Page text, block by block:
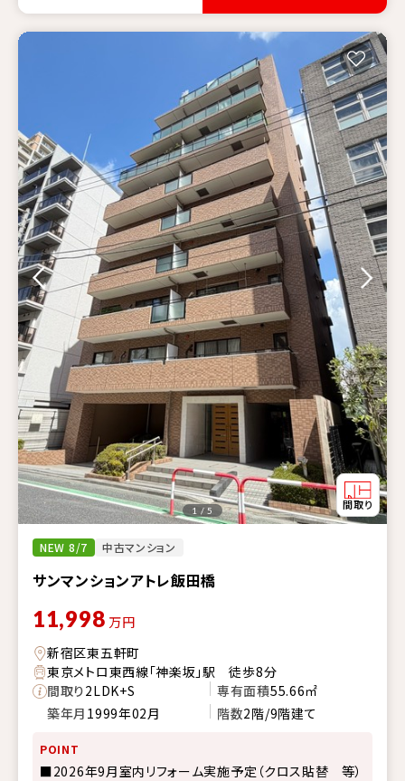
NEW 8/7 中古マンション
サンマンションアトレ飯田橋
1 / 5
11,998 万円
新宿区東五軒町
東京メトロ東西線「神楽坂」駅 徒歩8分
間取り2LDK+S 専有面積55.66㎡
築年月 1999年02月 階数2階/9階建て
POINT
■2026年9月室内リフォーム実施予定（クロス貼替 等）